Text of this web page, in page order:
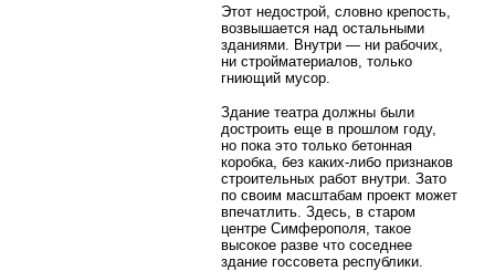
Этот недострой, словно крепость,
возвышается над остальными
зданиями. Внутри — ни рабочих,
ни стройматериалов, только
гниющий мусор.
Здание театра должны были
достроить еще в прошлом году,
но пока это только бетонная
коробка, без каких-либо признаков
строительных работ внутри. Зато
по своим масштабам проект может
впечатлить. Здесь, в старом
центре Симферополя, такое
высокое разве что соседнее
здание госсовета республики.